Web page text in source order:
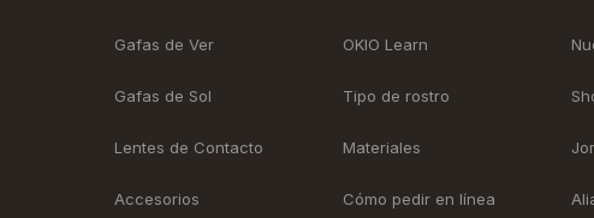
Gafas de Ver
Gafas de Sol
Lentes de Contacto
Accesorios
OKIO Learn
Tipo de rostro
Materiales
Cómo pedir en línea